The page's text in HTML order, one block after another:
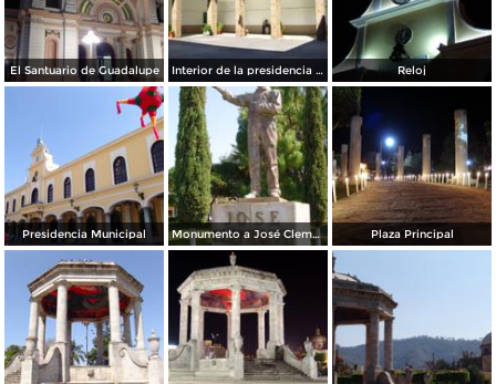
El Santuario de Guadalupe Interior de la presidencia municipal Reloj
Presidencia Municipal Monumento a José Clemente Orozco Plaza Principal